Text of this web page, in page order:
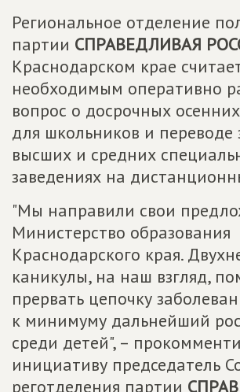
Региональное отделение
партии СПРАВЕДЛИВАЯ
Краснодарском крае
необходимым оперативно
вопрос о досрочных
для школьников и переводе
высших и средних
заведениях на
"Мы направили свои
Министерство образования
Краснодарского края.
каникулы, на наш взгляд,
прервать цепочку
к минимуму дальнейший
среди детей", –
инициативу председатель
реготделения партии